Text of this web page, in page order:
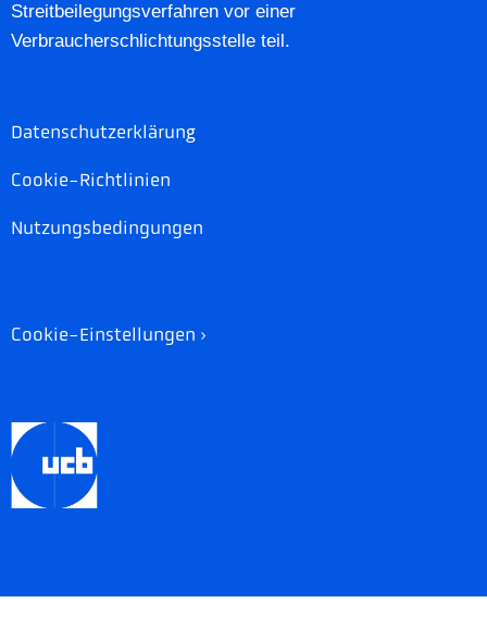
Streitbeilegungsverfahren vor einer
Verbraucherschlichtungsstelle teil.
Datenschutzerklärung
Cookie-Richtlinien
Nutzungsbedingungen
Cookie-Einstellungen ›